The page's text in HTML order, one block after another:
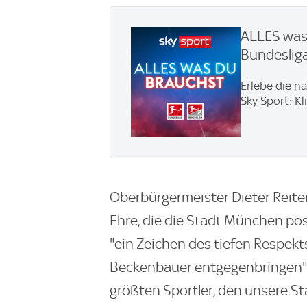
ALLES
Erlebe die
Sky Sport:
Oberbürgermeister Dieter
Ehre, die die Stadt München
"ein Zeichen des tiefen
Beckenbauer
größten Sportler, den unsere